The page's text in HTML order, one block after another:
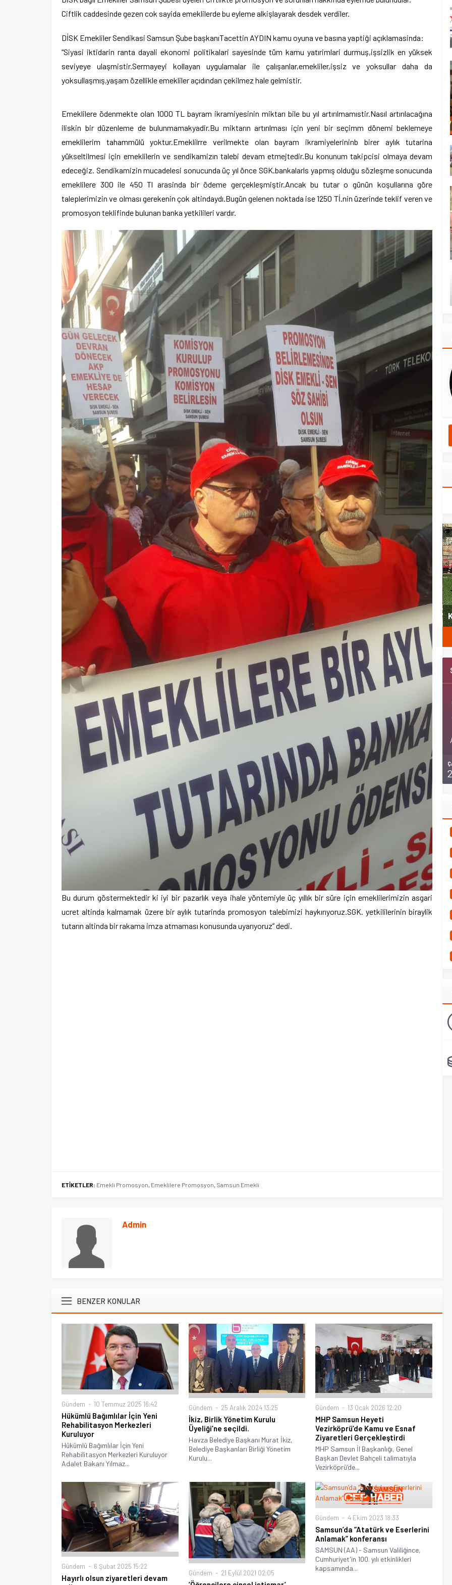
Ciftlik caddesinde gezen cok sayida emeklilerde bu eyleme alkişlayarak desdek verdiler.
DİSK Emekliler Sendikasi Samsun Şube başkanıTacettin AYDIN kamu oyuna ve basına yaptiği açıklamasinda:
“Siyasi iktidarin ranta dayali ekonomi politikalari sayesinde tüm kamu yatırimlari durmuş,işsizlik en yüksek
seviyeye ulaşmistir.Sermayeyi kollayan uygulamalar ile çalışanlar,emekliler,işsiz ve yoksullar daha da
yoksullaşmış,yaşam özellikle emekliler açıdından çekilmez hale gelmistir.
Emeklilere ödenmekte olan 1000 TL bayram ikramiyesinin miktarı bile bu yıl artırılmamıstir.Nasıl artırılacağına
iliskin bir düzenleme de bulunmamakyadir.Bu miktarın artırılması için yeni bir seçimm dönemi beklemeye
emeklilerim tahammülü yoktur.Emeklilrre verilmekte olan bayram ikramiyelerininb birer aylık tutarina
yükseltilmesi için emeklilerin ve sendikamizın talebi devam etmejtedir.Bu konunum takipcisi olmaya devam
edeceğiz. Sendikamizin mucadelesi sonucunda üç yıl önce SGK.bankalarls yapmış olduğu sözleşme sonucunda
emeklilere 300 ile 450 Tl arasinda bir ödeme gerçekleşmiştir.Ancak bu tutar o günün koşullarına göre
taleplerimizin ve olması gerekenin çok altindaydı.Bugün gelenen noktada ise 1250 Tĺ.nin üzerinde teklif veren ve
promosyon teklifinde bulunan banka yetkilileri vardır.
Bu durum göstermektedir ki iyi bir pazarlık veya ihale yöntemiyle üç yıllık bir süre için emeklilerimizin asgari
ucret altinda kalmamak üzere bir aylık tutarinda promosyon talebimizi haykırıyoruz.SGK. yetkililerinin biraylik
tutarın altinda bir rakama imza atmaması konusunda uyarıyoruz” dedi.
ETİKETLER: Emekli Promosyon, Emeklilere Promosyon, Samsun Emekli
Admin
BENZER KONULAR
Gündem 10 Temmuz 2025 16:42
Hükümlü Bağımlılar İçin Yeni
Rehabilitasyon Merkezleri
Kuruluyor
Hükümlü Bağımlılar İçin Yeni
Rehabilitasyon Merkezleri Kuruluyor
Adalet Bakanı Yılmaz...
Gündem 25 Aralık 2024 13:25
İkiz, Birlik Yönetim Kurulu
Üyeliği’ne seçildi.
Havza Belediye Başkanı Murat İkiz,
Belediye Başkanları Birliği Yönetim
Kurulu...
Gündem 13 Ocak 2026 12:20
MHP Samsun Heyeti
Vezirköprü’de Kamu ve Esnaf
Ziyaretleri Gerçekleştirdi
MHP Samsun İl Başkanlığı, Genel
Başkan Devlet Bahçeli talimatıyla
Vezirköprü’de...
Gündem 6 Şubat 2025 15:22
Hayırlı olsun ziyaretleri devam
Gündem 21 Eylül 2021 02:05
Gündem 4 Ekim 2023 18:33
Samsun’da “Atatürk ve Eserlerini
Anlamak” konferansı
SAMSUN (AA) - Samsun Valiliğince,
Cumhuriyet'in 100. yılı etkinlikleri
kapsamında...
Ege Üniversitesi Spor Kulübüne yeni
merkez tahsis edildi
Şubat’ta spor ve heyecan var